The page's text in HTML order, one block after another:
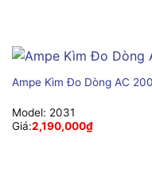
Ampe Kìm Đo Dòng AC
Model: 2031
Giá:2,190,000₫